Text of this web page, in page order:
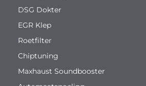
DSG Dokter
EGR Klep
Roetfilter
Chiptuning
Maxhaust Soundbooster